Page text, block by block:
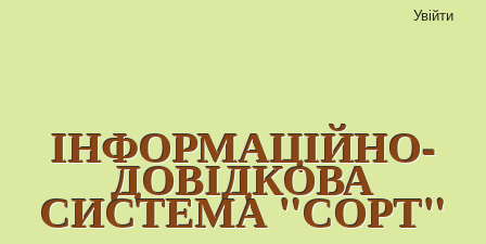
ІНФОРМАЦІЙНО-
ДОВІДКОВА
СИСТЕМА "СОРТ"
Увійти